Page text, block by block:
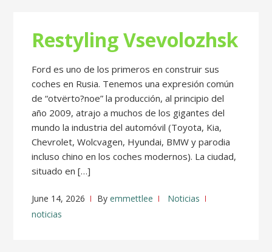
Restyling Vsevolozhsk
Ford es uno de los primeros en construir sus
coches en Rusia. Tenemos una expresión común
de “otvërto?noe” la producción, al principio del
año 2009, atrajo a muchos de los gigantes del
mundo la industria del automóvil (Toyota, Kia,
Chevrolet, Wolcvagen, Hyundai, BMW y parodia
incluso chino en los coches modernos). La ciudad,
situado en […]
June 14, 2026 Byemmettlee
Noticias
noticias